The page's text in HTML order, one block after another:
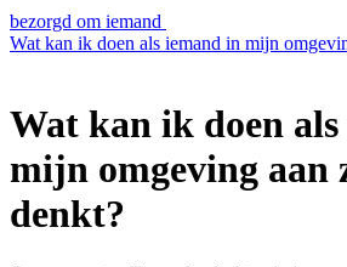
bezorgd om iemand
Wat kan ik doen als iemand in mijn
Wat kan ik doen
mijn omgeving aan
denkt?